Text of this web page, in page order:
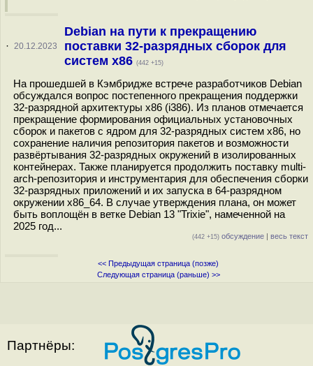
· 20.12.2023
Debian на пути к прекращению
поставки 32-разрядных сборок для
систем x86 (442 +15)
На прошедшей в Кэмбридже встрече разработчиков Debian
обсуждался вопрос постепенного прекращения поддержки
32-разрядной архитектуры x86 (i386). Из планов отмечается
прекращение формирования официальных установочных
сборок и пакетов с ядром для 32-разрядных систем x86, но
сохранение наличия репозитория пакетов и возможности
развёртывания 32-разрядных окружений в изолированных
контейнерах. Также планируется продолжить поставку multi-
arch-репозитория и инструментария для обеспечения сборки
32-разрядных приложений и их запуска в 64-разрядном
окружении x86_64. В случае утверждения плана, он может
быть воплощён в ветке Debian 13 "Trixie", намеченной на
2025 год...
(442 +15) обсуждение | весь текст
<< Предыдущая страница (позже)
Следующая страница (раньше) >>
Партнёры: